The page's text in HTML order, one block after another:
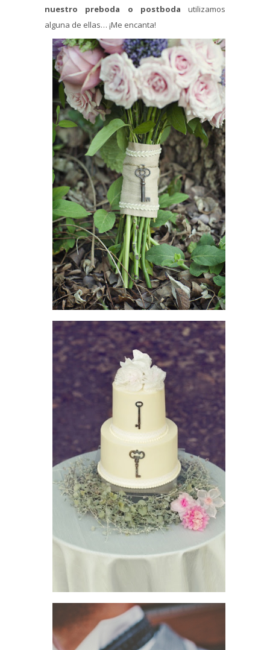
nuestro preboda o postboda utilizamos
alguna de ellas… ¡Me encanta!